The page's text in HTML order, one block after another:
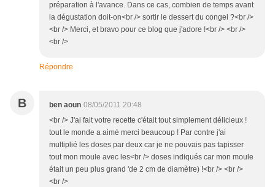
préparation à l'avance. Dans ce cas, combien de temps avant
la dégustation doit-on<br /> sortir le dessert du congel ?<br />
<br /> Merci, et bravo pour ce blog que j'adore !<br /> <br />
<br />
Répondre
B ben aoun 08/05/2011 20:48
<br /> J'ai fait votre recette c'était tout simplement délicieux !
tout le monde a aimé merci beaucoup ! Par contre j'ai
multiplié les doses par deux car je ne pouvais pas tapisser
tout mon moule avec les<br /> doses indiqués car mon moule
était un peu plus grand 'de 2 cm de diamètre) !<br /> <br />
<br />